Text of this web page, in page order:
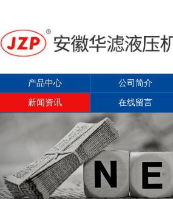
产品中心 公司简介
新闻资讯
在线留言